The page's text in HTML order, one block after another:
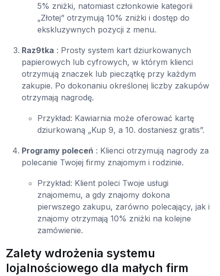
5% zniżki, natomiast członkowie kategorii
„Złotej” otrzymują 10% zniżki i dostęp do
ekskluzywnych pozycji z menu.
Raz9tka : Prosty system kart dziurkowanych
papierowych lub cyfrowych, w którym klienci
otrzymują znaczek lub pieczątkę przy każdym
zakupie. Po dokonaniu określonej liczby zakupów
otrzymają nagrodę.
Przykład: Kawiarnia może oferować kartę
dziurkowaną „Kup 9, a 10. dostaniesz gratis”.
Programy poleceń : Klienci otrzymują nagrody za
polecanie Twojej firmy znajomym i rodzinie.
Przykład: Klient poleci Twoje usługi
znajomemu, a gdy znajomy dokona
pierwszego zakupu, zarówno polecający, jak i
znajomy otrzymają 10% zniżki na kolejne
zamówienie.
Zalety wdrożenia systemu
lojalnościowego dla małych firm